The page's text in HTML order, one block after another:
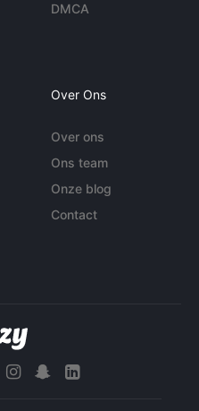
DMCA
Over Ons
Over ons
Ons team
Onze blog
Contact